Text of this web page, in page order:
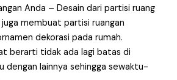
Anda – Desain dari partisi ruang
membuat partisi ruangan
dekorasi pada rumah.
berarti tidak ada lagi batas di
dengan lainnya sehingga sewaktu-